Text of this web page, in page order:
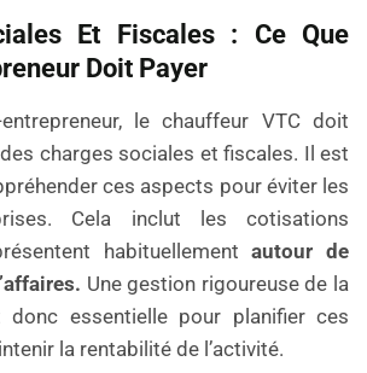
Et Fiscales : Ce Que
Doit Payer
le chauffeur VTC doit
charges sociales et fiscales. Il est
ces aspects pour éviter les
Cela inclut les cotisations
habituellement autour de
Une gestion rigoureuse de la
essentielle pour planifier ces
la rentabilité de l’activité.